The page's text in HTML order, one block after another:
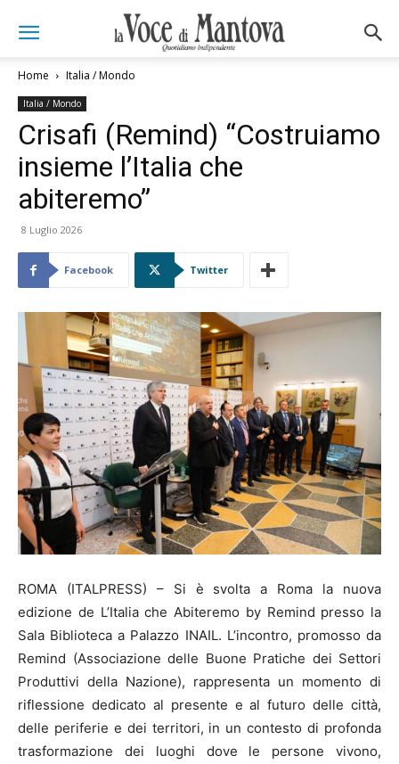
Home Italia / Mondo
Italia / Mondo
Crisafi (Remind) “Costruiamo
insieme l’Italia che
abiteremo”
8 Luglio 2026
Facebook Twitter
ROMA (ITALPRESS) – Si è svolta a Roma la nuova
edizione de L’Italia che Abiteremo by Remind presso la
Sala Biblioteca a Palazzo INAIL. L’incontro, promosso da
Remind (Associazione delle Buone Pratiche dei Settori
Produttivi della Nazione), rappresenta un momento di
riflessione dedicato al presente e al futuro delle città,
delle periferie e dei territori, in un contesto di profonda
trasformazione dei luoghi dove le persone vivono,